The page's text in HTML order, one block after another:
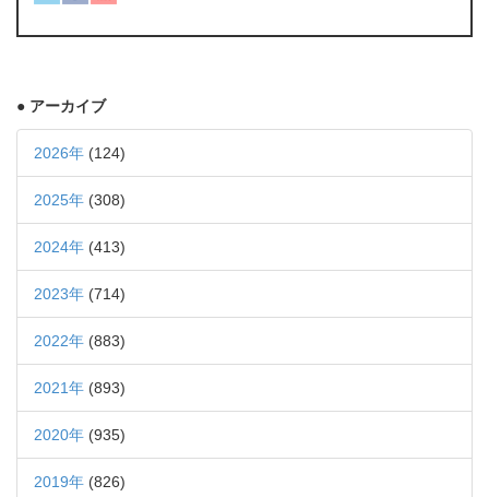
● アーカイブ
2026年 (124)
2025年 (308)
2024年 (413)
2023年 (714)
2022年 (883)
2021年 (893)
2020年 (935)
2019年 (826)